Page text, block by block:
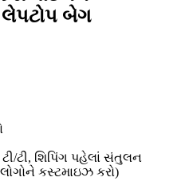
લેપટોપ બેગ
ટી/ટી, શિપિંગ પહેલાં સંતુલન
કસ્ટમાઇઝ કરો)